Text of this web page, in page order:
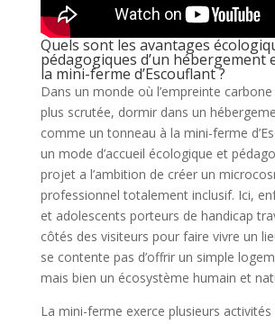
Quels sont les avantages
pédagogiques d’un hébergement
la mini-ferme d’Escouflant ?
Dans un monde où l’empreinte
plus scrutée, dormir dans un
comme un tonneau à la mini-ferme
un mode d’accueil écologique et
projet a l’ambition de créer un
professionnel totalement inclusif. Ici,
et adolescents porteurs de handicap
côtés des visiteurs pour faire vivre un
se contente pas d’offrir un simple
mais bien un écosystème humain et
La mini-ferme exerce plusieurs activités